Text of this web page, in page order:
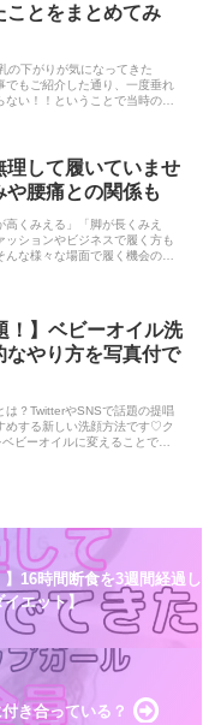
ことをまとめてみ
の下がりが気になってきた
でもご紹介した通り、一度垂れ
い！！ということで当時の私
理して履いていませ
や腰痛との関係も
高くみえる」「脚が長くみえ
ッションやビジネスで履く方も
な様々な場面で履く機会の多
！】ベビーオイル洗
なやり方を写真付で
は？TwitterやSNSで話題の提唱
めする新しい洗顔方法です♡ク
ビーオイルに変えることで、
16時間断食を3週間経過し
イエット】
き合っている？